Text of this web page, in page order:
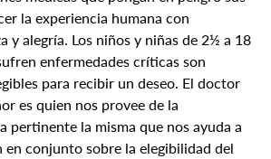
la experiencia humana con
y alegría. Los niños y niñas de 2½ a 18
enfermedades críticas son
para recibir un deseo. El doctor
es quien nos provee de la
pertinente la misma que nos ayuda a
conjunto sobre la elegibilidad del